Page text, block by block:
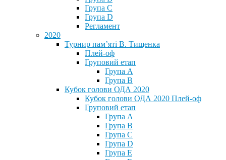
Група С
Група D
Регламент
2020
Турнир пам’яті В. Тищенка
Плей-оф
Груповий етап
Група А
Група В
Кубок голови ОДА 2020
Кубок голови ОДА 2020 Плей-оф
Груповий етап
Група A
Група B
Група C
Група D
Група E